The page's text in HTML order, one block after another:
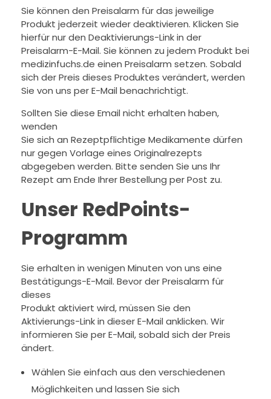
Sie können den Preisalarm für das jeweilige
Produkt jederzeit wieder deaktivieren. Klicken Sie
hierfür nur den Deaktivierungs-Link in der
Preisalarm-E-Mail. Sie können zu jedem Produkt bei
medizinfuchs.de einen Preisalarm setzen. Sobald
sich der Preis dieses Produktes verändert, werden
Sie von uns per E-Mail benachrichtigt.
Sollten Sie diese Email nicht erhalten haben,
wenden
Sie sich an Rezeptpflichtige Medikamente dürfen
nur gegen Vorlage eines Originalrezepts
abgegeben werden. Bitte senden Sie uns Ihr
Rezept am Ende Ihrer Bestellung per Post zu.
Unser RedPoints-
Programm
Sie erhalten in wenigen Minuten von uns eine
Bestätigungs-E-Mail. Bevor der Preisalarm für
dieses
Produkt aktiviert wird, müssen Sie den
Aktivierungs-Link in dieser E-Mail anklicken. Wir
informieren Sie per E-Mail, sobald sich der Preis
ändert.
Wählen Sie einfach aus den verschiedenen
Möglichkeiten und lassen Sie sich